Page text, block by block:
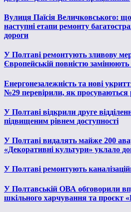
Вулиця Паїсія Величковського: що
наступні етапи ремонту
дороги
У Полтаві ремонтують зливову
Європейській повністю
Енергонезалежність та нові
№29 перевірили, як просуваються
У Полтаві відкрили друге
підвищеним рівнем доступності
У Полтаві видалять майже 200
«Декоративні культури» уклало
У Полтаві ремонтують
У Полтавській ОВА обговорили
шкільного харчування та проєкт